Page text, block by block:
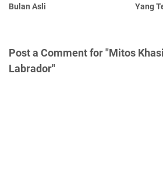
Bulan Asli
Yang
Post a Comment for "Mitos
Labrador"